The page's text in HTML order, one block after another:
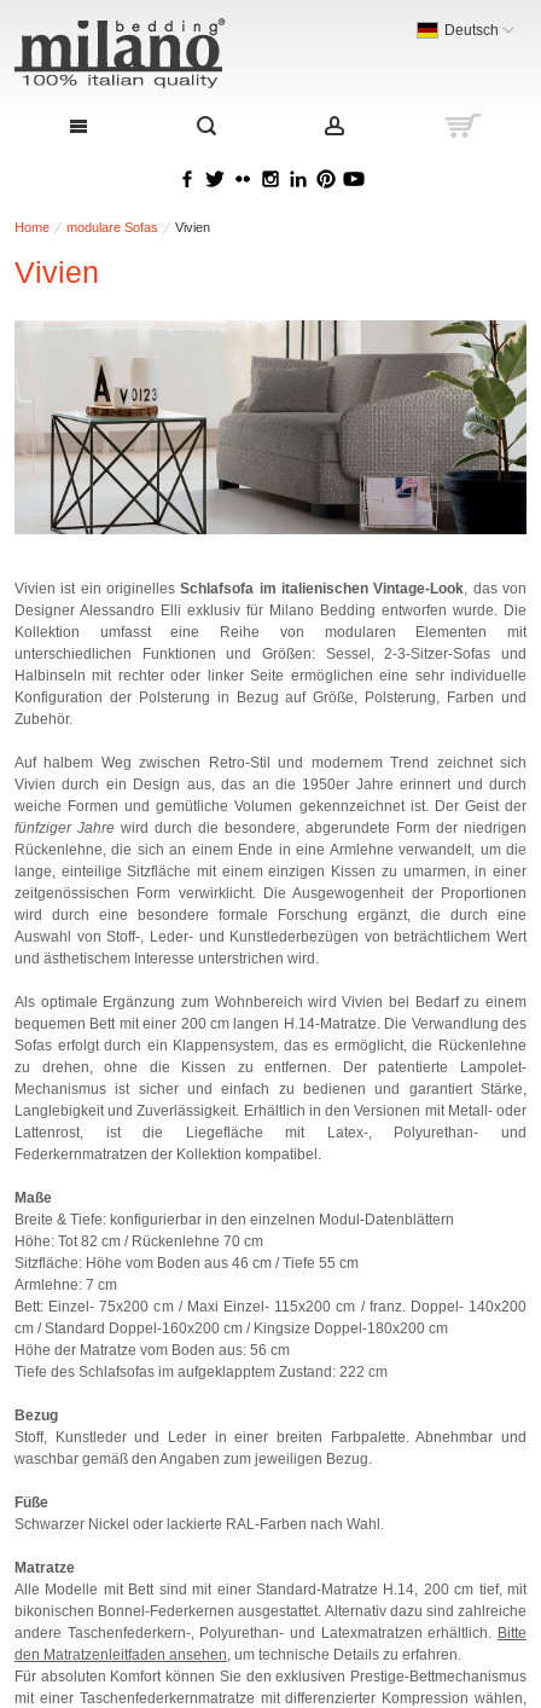
Deutsch
Home modulare Sofas Vivien
Vivien
Vivien ist ein originellesSchlafsofa im italienischen Vintage-Look, das von
Designer Alessandro Elli exklusiv für Milano Bedding entworfen wurde. Die
Kollektion umfasst eine Reihe von modularen Elementen mit
unterschiedlichen Funktionen und Größen: Sessel, 2-3-Sitzer-Sofas und
Halbinseln mit rechter oder linker Seite ermöglichen eine sehr individuelle
Konfiguration der Polsterung in Bezug auf Größe, Polsterung, Farben und
Zubehör.
Auf halbem Weg zwischen Retro-Stil und modernem Trend zeichnet sich
Vivien durch ein Design aus, das an die 1950er Jahre erinnert und durch
weiche Formen und gemütliche Volumen gekennzeichnet ist. Der Geist der
fünfziger Jahre wird durch die besondere, abgerundete Form der niedrigen
Rückenlehne, die sich an einem Ende in eine Armlehne verwandelt, um die
lange, einteilige Sitzfläche mit einem einzigen Kissen zu umarmen, in einer
zeitgenössischen Form verwirklicht. Die Ausgewogenheit der Proportionen
wird durch eine besondere formale Forschung ergänzt, die durch eine
Auswahl von Stoff-, Leder- und Kunstlederbezügen von beträchtlichem Wert
und ästhetischem Interesse unterstrichen wird.
Als optimale Ergänzung zum Wohnbereich wird Vivien bei Bedarf zu einem
bequemen Bett mit einer 200 cm langen H.14-Matratze. Die Verwandlung des
Sofas erfolgt durch ein Klappensystem, das es ermöglicht, die Rückenlehne
zu drehen, ohne die Kissen zu entfernen. Der patentierte Lampolet-
Mechanismus ist sicher und einfach zu bedienen und garantiert Stärke,
Langlebigkeit und Zuverlässigkeit. Erhältlich in den Versionen mit Metall- oder
Lattenrost, ist die Liegefläche mit Latex-, Polyurethan- und
Federkernmatratzen der Kollektion kompatibel.
Maße
Breite & Tiefe: konfigurierbar in den einzelnen Modul-Datenblättern
Höhe: Tot 82 cm / Rückenlehne 70 cm
Sitzfläche: Höhe vom Boden aus 46 cm / Tiefe 55 cm
Armlehne: 7 cm
Bett: Einzel- 75x200 cm / Maxi Einzel- 115x200 cm / franz. Doppel- 140x200
cm / Standard Doppel-160x200 cm / Kingsize Doppel-180x200 cm
Höhe der Matratze vom Boden aus: 56 cm
Tiefe des Schlafsofas im aufgeklapptem Zustand: 222 cm
Bezug
Stoff, Kunstleder und Leder in einer breiten Farbpalette. Abnehmbar und
waschbar gemäß den Angaben zum jeweiligen Bezug.
Füße
Schwarzer Nickel oder lackierte RAL-Farben nach Wahl.
Matratze
Alle Modelle mit Bett sind mit einer Standard-Matratze H.14, 200 cm tief, mit
bikonischen Bonnel-Federkernen ausgestattet. Alternativ dazu sind zahlreiche
andere Taschenfederkern-, Polyurethan- und Latexmatratzen erhältlich. Bitte
den Matratzenleitfaden ansehen, um technische Details zu erfahren.
Für absoluten Komfort können Sie den exklusiven Prestige-Bettmechanismus
mit einer Taschenfederkernmatratze mit differenzierter Kompression wählen,